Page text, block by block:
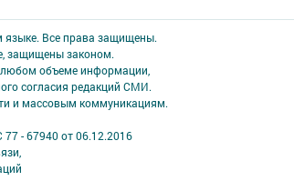
языке. Все права защищены.
защищены законом.
любом объеме информации,
согласия редакций СМИ.
и массовым коммуникациям.
- 67940 от 06.12.2016